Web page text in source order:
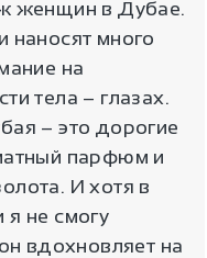
женщин в Дубае.
наносят много
на
тела – глазах.
– это дорогие
парфюм и
И хотя в
не смогу
вдохновляет на